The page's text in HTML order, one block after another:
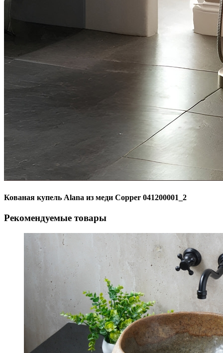
Кованая купель Alana из меди Copper 041200001_2
Рекомендуемые товары